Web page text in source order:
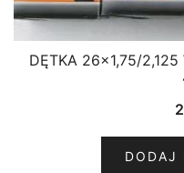
DĘTKA 26×1,75/
DODAJ